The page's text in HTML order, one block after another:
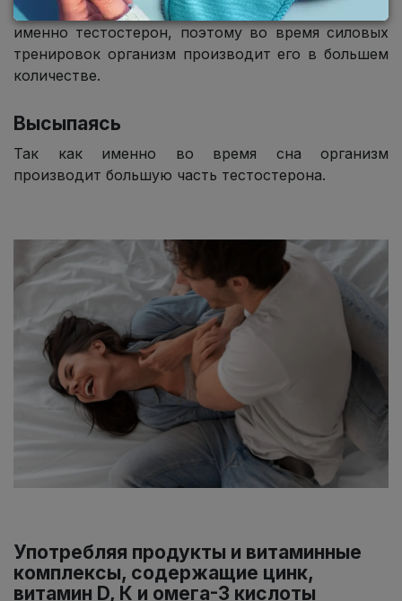
координации движений. Все это обеспечивает
именно тестостерон, поэтому во время силовых
тренировок организм производит его в большем
количестве.
Высыпаясь
Так как именно во время сна организм
производит большую часть тестостерона.
Употребляя продукты и витаминные
комплексы, содержащие цинк,
витамин D, К и омега-3 кислоты